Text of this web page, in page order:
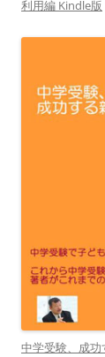
利用編 Kindle版
中学受験、成